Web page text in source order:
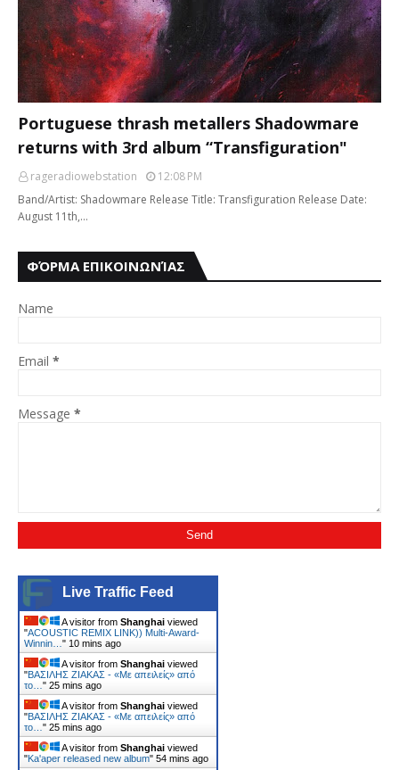
Portuguese thrash metallers Shadowmare
returns with 3rd album “Transfiguration"
rageradiowebstation
12:08 PM
Band/Artist: Shadowmare Release Title: Transfiguration Release Date:
August 11th,…
ΦΌΡΜΑ ΕΠΙΚΟΙΝΩΝΊΑΣ
Name
Email *
Message *
Live Traffic Feed
A visitor from Shanghai viewed
"ACOUSTIC REMIX LINK)) Multi-Award-
Winnin… " 10 mins ago
A visitor from Shanghai viewed
"ΒΑΣΙΛΗΣ ΖΙΑΚΑΣ - «Με απειλείς» από
το… " 25 mins ago
A visitor from Shanghai viewed
"ΒΑΣΙΛΗΣ ΖΙΑΚΑΣ - «Με απειλείς» από
το… " 25 mins ago
A visitor from Shanghai viewed
"Ka'aper released new album" 54 mins ago